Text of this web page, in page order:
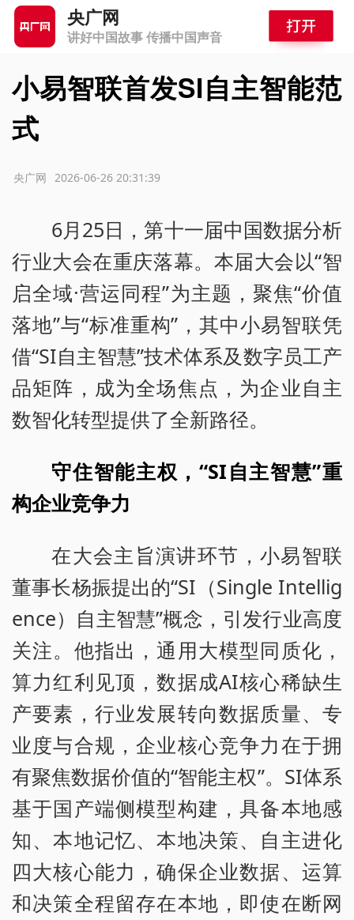
央广网
讲好中国故事 传播中国声音
小易智联首发SI自主智能范
式
2026-06-26 20:31:39
央广网
6月25日，第十一届中国数据分析
行业大会在重庆落幕。本届大会以“智
启全域·营运同程”为主题，聚焦“价值
落地”与“标准重构”，其中小易智联凭
借“SI自主智慧”技术体系及数字员工产
品矩阵，成为全场焦点，为企业自主
数智化转型提供了全新路径。
守住智能主权，“SI自主智慧”重
构企业竞争力
在大会主旨演讲环节，小易智联
董事长杨振提出的“SI（Single Intellig
ence）自主智慧”概念，引发行业高度
关注。他指出，通用大模型同质化，
算力红利见顶，数据成AI核心稀缺生
产要素，行业发展转向数据质量、专
业度与合规，企业核心竞争力在于拥
有聚焦数据价值的“智能主权”。SI体系
基于国产端侧模型构建，具备本地感
知、本地记忆、本地决策、自主进化
四大核心能力，确保企业数据、运算
和决策全程留存在本地，即使在断网